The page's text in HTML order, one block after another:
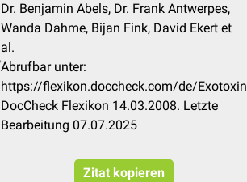
Dr. Benjamin Abels, Dr. Frank Antwerpes,
Wanda Dahme, Bijan Fink, David Ekert et
al.
Abrufbar unter:
https://flexikon.doccheck.com/de/Exotoxin
DocCheck Flexikon 14.03.2008. Letzte
Bearbeitung 07.07.2025
Zitat kopieren